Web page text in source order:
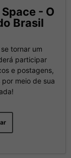
- O
Brasil
tornar um
participar
e postagens,
meio de sua